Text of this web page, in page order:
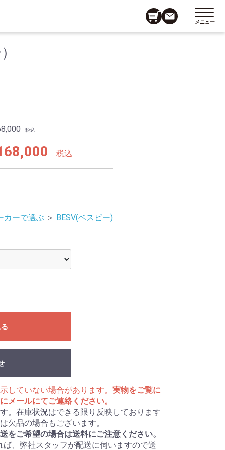
メニュー
税込
税込
カーで選ぶ ＞ BESV(ベスビー)
していない場合があります。 実物をご覧に
メールにてご連絡ください。
。在庫状況はできる限り反映しております
欠品の場合もございます。
をご希望の場合は送料にご注意ください。
、弊社スタッフが配送に伺いますので送